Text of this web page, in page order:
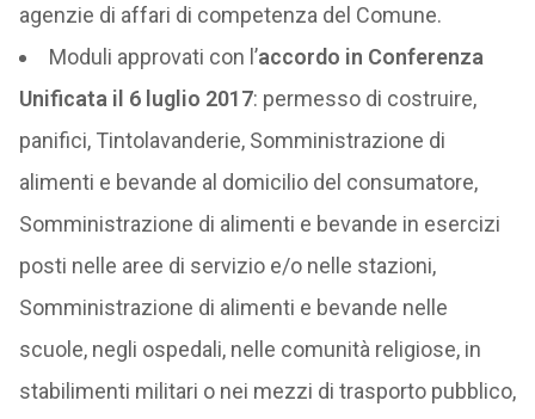
agenzie di affari di competenza del Comune.
Moduli approvati con l’accordo in Conferenza
Unificata il 6 luglio 2017: permesso di costruire,
panifici, Tintolavanderie, Somministrazione di
alimenti e bevande al domicilio del consumatore,
Somministrazione di alimenti e bevande in esercizi
posti nelle aree di servizio e/o nelle stazioni,
Somministrazione di alimenti e bevande nelle
scuole, negli ospedali, nelle comunità religiose, in
stabilimenti militari o nei mezzi di trasporto pubblico,